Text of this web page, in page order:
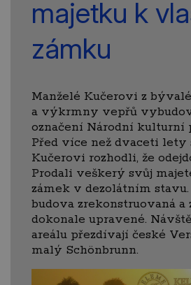
majetku k
zámku
Manželé Kučerovi z
a výkrmny vepřů
označení Národní kulturní
Před více než dvaceti lety
Kučerovi rozhodli, že
Prodali veškerý svůj
zámek v dezolátním stavu.
budova zrekonstruovaná a
dokonale upravené.
areálu přezdívají české
malý Schönbrunn.